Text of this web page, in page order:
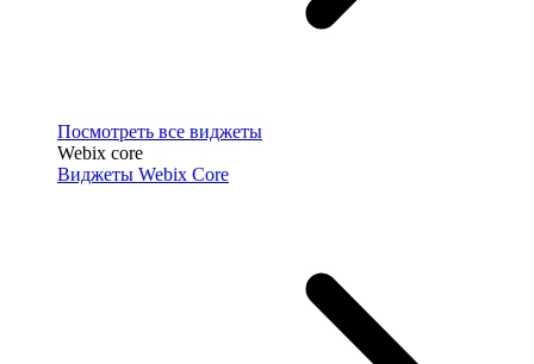
Посмотреть все виджеты
Webix core
Виджеты Webix Core